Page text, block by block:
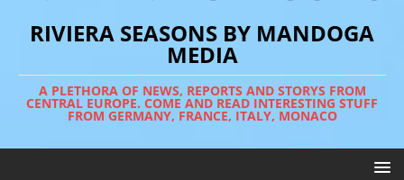
RIVIERA SEASONS BY MANDOGA
MEDIA
A PLETHORA OF NEWS, REPORTS AND STORYS FROM
CENTRAL EUROPE. COME AND READ INTERESTING STUFF
FROM GERMANY, FRANCE, ITALY, MONACO